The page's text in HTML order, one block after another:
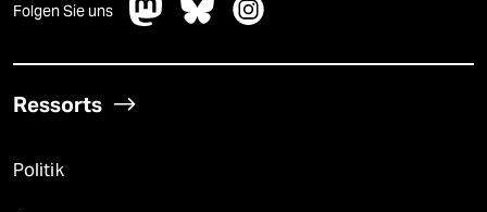
Folgen Sie uns
Ressorts
Politik